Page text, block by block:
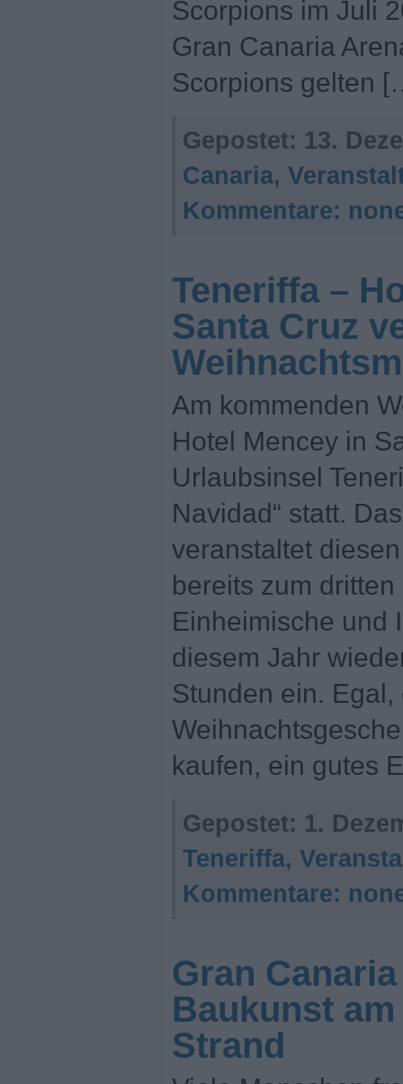
Scorpions im Juli
Gran Canaria
Scorpions gelten
Gepostet: 13.
Canaria,
Kommentare:
Teneriffa –
Santa Cruz
Am kommenden
Hotel Mencey in
Urlaubsinsel
Navidad“ statt.
veranstaltet
bereits zum
Einheimische und
diesem Jahr
Stunden ein. Egal,
kaufen, ein gutes
Gepostet: 1.
Teneriffa,
Kommentare:
Gran
Baukunst
Strand